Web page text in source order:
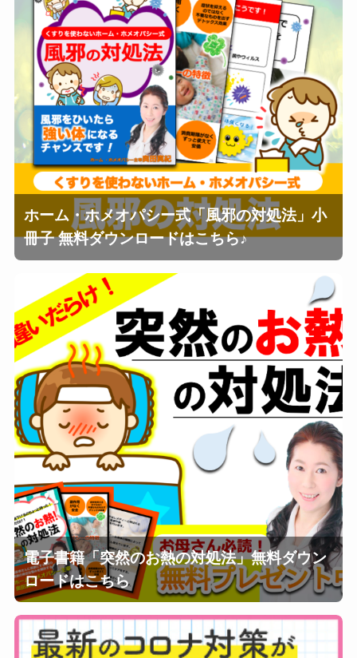
ホーム・ホメオパシー式「風邪の対処法」小
冊子 無料ダウンロードはこちら♪
電子書籍「突然のお熱の対処法」無料ダウン
ロードはこちら